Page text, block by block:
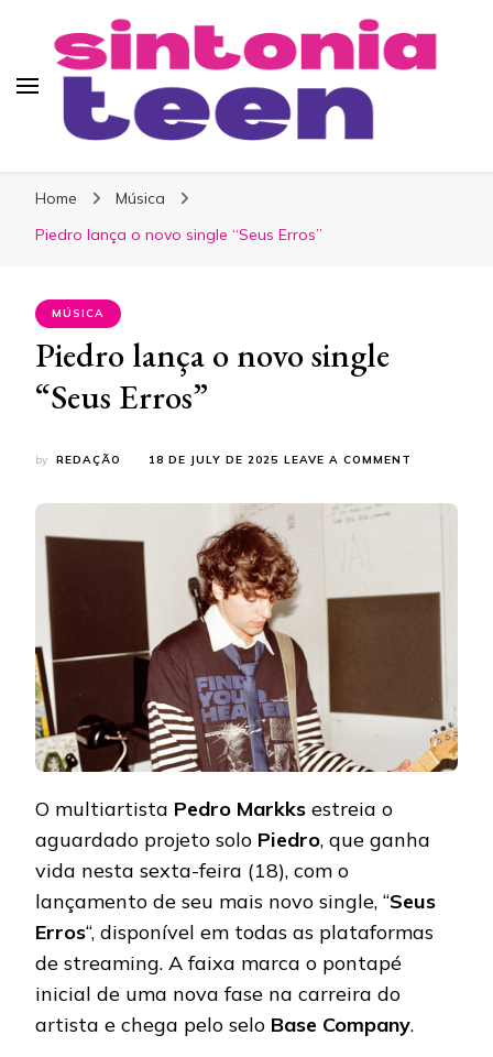
Home
Música
Piedro lança o novo single “Seus Erros”
MÚSICA
Piedro lança o novo single
“Seus Erros”
by REDAÇÃO 18 DE JULY DE 2025 LEAVE A COMMENT
ERROS”
O multiartista Pedro Markks estreia o
aguardado projeto solo Piedro, que ganha
vida nesta sexta-feira (18), com o
lançamento de seu mais novo single, “Seus
Erros“, disponível em todas as plataformas
de streaming. A faixa marca o pontapé
inicial de uma nova fase na carreira do
artista e chega pelo selo Base Company.